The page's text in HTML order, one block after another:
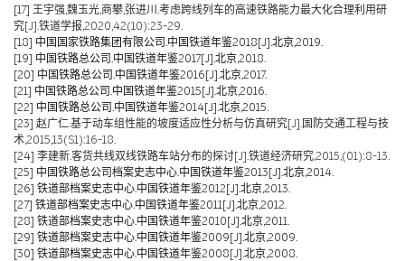
[17] 王宇强,魏玉光,商攀,张进川.考虑跨线列车的高速铁路能力最大化合理利用研
究[J].铁道学报,2020,42(10):23-29.
[18] 中国国家铁路集团有限公司.中国铁道年鉴2018[J].北京,2019.
[19] 中国铁路总公司.中国铁道年鉴2017[J].北京,2018.
[20] 中国铁路总公司.中国铁道年鉴2016[J].北京,2017.
[21] 中国铁路总公司.中国铁道年鉴2015[J].北京,2016.
[22] 中国铁路总公司.中国铁道年鉴2014[J].北京,2015.
[23] 赵广仁.基于动车组性能的坡度适应性分析与仿真研究[J].国防交通工程与技
术,2015,13(S1):16-18.
[24] 李建新.客货共线双线铁路车站分布的探讨[J].铁道经济研究,2015,(01):8-13.
[25] 中国铁路总公司档案史志中心.中国铁道年鉴2013[J].北京,2014.
[26] 铁道部档案史志中心.中国铁道年鉴2012[J].北京,2013.
[27] 铁道部档案史志中心.中国铁道年鉴2011[J].北京,2012.
[28] 铁道部档案史志中心.中国铁道年鉴2010[J].北京,2011.
[29] 铁道部档案史志中心.中国铁道年鉴2009[J].北京,2009.
[30] 铁道部档案史志中心.中国铁道年鉴2008[J].北京,2008.